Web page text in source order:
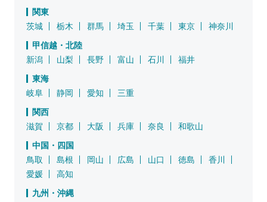
関東
茨城
栃木 群馬 埼玉 千葉 東京
神奈川
甲信越・北陸
新潟
山梨 長野 富山 石川
福井
東海
岐阜
静岡 愛知
三重
関西
滋賀
京都 大阪 兵庫 奈良
和歌山
中国・四国
鳥取
島根 岡山 広島 山口 徳島
香川
愛媛
高知
九州・沖縄